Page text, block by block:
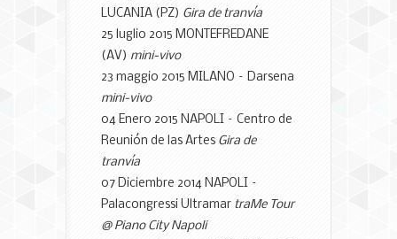
LUCANIA (PZ) Gira de tranvía
25 luglio 2015 MONTEFREDANE
(AV) mini-vivo
23 maggio 2015 MILANO – Darsena
mini-vivo
04 Enero 2015 NAPOLI – Centro de
Reunión de las Artes Gira de
tranvía
07 Diciembre 2014 NAPOLI –
Palacongressi Ultramar traMe Tour
@ Piano City Napoli